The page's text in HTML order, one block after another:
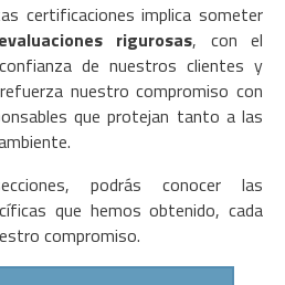
certificaciones implica someter
rigurosas, con el
de nuestros clientes y
nuestro compromiso con
que protejan tanto a las
podrás conocer las
que hemos obtenido, cada
compromiso.